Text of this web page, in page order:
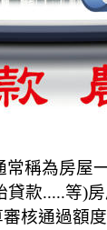
稱為房
款.....等)
核通過額